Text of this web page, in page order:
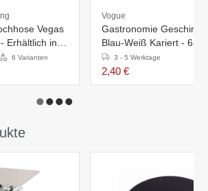
Vegas
Erhältlich in 6
6 Varianten
Vogue
Gastronomie
Blau-Weiß Kariert -
3 - 5 Werktage
2,40 €